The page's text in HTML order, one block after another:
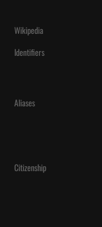
Wikipedia
Identifiers
Aliases
Citizenship